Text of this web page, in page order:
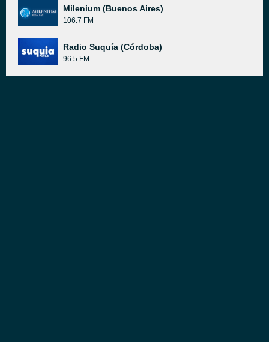
Milenium (Buenos Aires)
106.7 FM
Radio Suquía (Córdoba)
96.5 FM